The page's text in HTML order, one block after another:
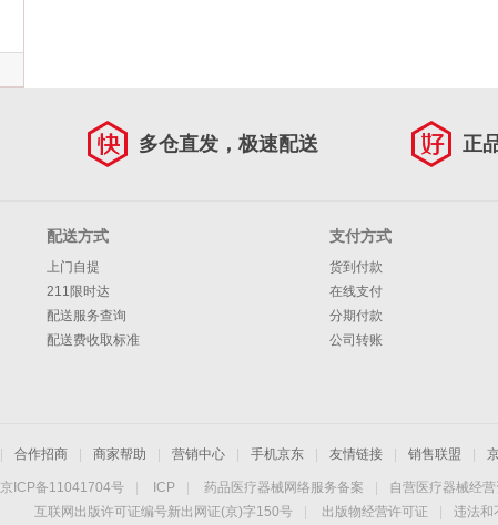
多仓直发，极速配送 正
配送方式
上门自提
211限时达
配送服务查询
配送费收取标准
支付方式
货到付款
在线支付
分期付款
公司转账
合作招商 商家帮助 营销中心 手机京东 友情链接 销售联盟
京ICP备11041704号 ICP 药品医疗器械网络服务备案 自营医疗器械经营
互联网出版许可证编号新出网证(京)字150号
出版物经营许可证 违法和